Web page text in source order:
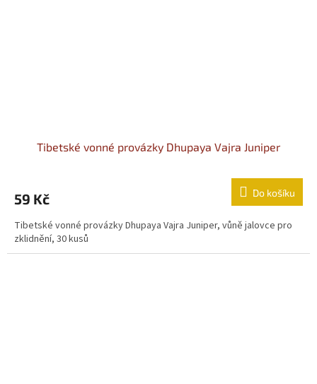
Tibetské vonné provázky Dhupaya Vajra Juniper
59 Kč Do košíku
Tibetské vonné provázky Dhupaya Vajra Juniper, vůně jalovce pro
zklidnění, 30 kusů